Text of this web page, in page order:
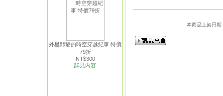
外星爺爺的時空穿越紀事 特價
79折
NT$300
詳見內容
本商品上架日